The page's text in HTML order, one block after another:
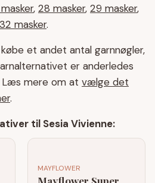
, 28 masker, 29 masker,
32 masker.
et andet antal garnnøgler,
er anderledes
Læs mere om at vælge det
.
til Sesia Vivienne:
MAYFLOWER